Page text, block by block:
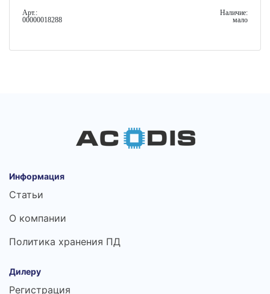
Арт.:
00000018288
Наличие:
мало
Информация
Статьи
О компании
Политика хранения ПД
Дилеру
Регистрация